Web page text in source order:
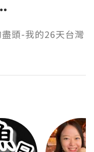
頭-我的26天台灣